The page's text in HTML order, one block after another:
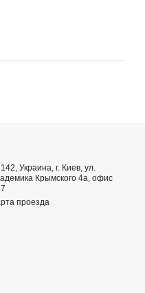
Украина, г. Киев, ул.
Крымского 4а, офис
проезда